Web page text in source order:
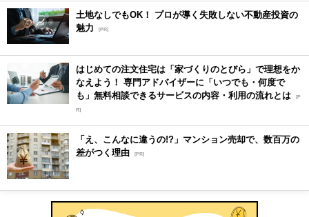
土地なしでもOK！ プロが導く失敗しない不動産投資の
魅力
[PR]
はじめての注文住宅は「家づくりのとびら」で理想をか
なえよう！ 専門アドバイザーに「いつでも・何度で
も」無料相談できるサービスの内容・利用の流れとは [P
R]
「え、こんなに違うの!?」マンション売却で、数百万の
差がつく理由 [PR]